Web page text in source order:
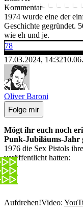
Kommentar
1974 wurde eine der
Geschichte gegründet.
wie eh und je.
78
17.03.2024, 14:32
Oliver Baroni
Folge mir
Mögt ihr euch noch
Punk-Jubiläums-Jahr
1976 die Sex Pistols
veröffentlicht hatten:
Aufdrehen!Video: